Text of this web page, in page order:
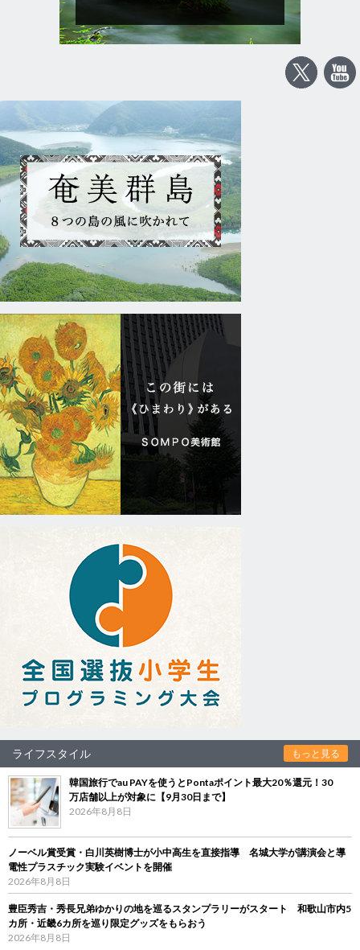
ライフスタイル もっと見る
韓国旅行でau PAYを使うとPontaポイント最大20％還元！30
万店舗以上が対象に【9月30日まで】
2026年8月8日
ノーベル賞受賞・白川英樹博士が小中高生を直接指導 名城大学が講演会と導
電性プラスチック実験イベントを開催
2026年8月8日
豊臣秀吉・秀長兄弟ゆかりの地を巡るスタンプラリーがスタート 和歌山市内5
カ所・近畿6カ所を巡り限定グッズをもらおう
2026年8月8日